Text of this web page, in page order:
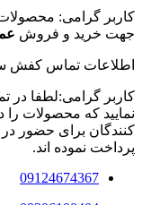
کاربر گرامی:
جهت خرید و فروش
اطلاعات تماس کفش
کاربر گرامی:لطفا در
نمایید که محصولات را
کنندگان برای حضور در
پرداخت نموده اند.
09124674367